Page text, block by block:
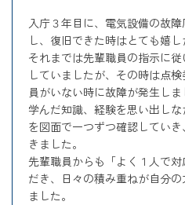
入庁３年目に、電気設備の故
し、復旧できた時はとても嬉し
それまでは先輩職員の指示に
していましたが、その時は点
員がいない時に故障が発生し
学んだ知識、経験を思い出し
を図面で一つずつ確認してい
きました。
先輩職員からも「よく１人で
だき、日々の積み重ねが自分
ました。